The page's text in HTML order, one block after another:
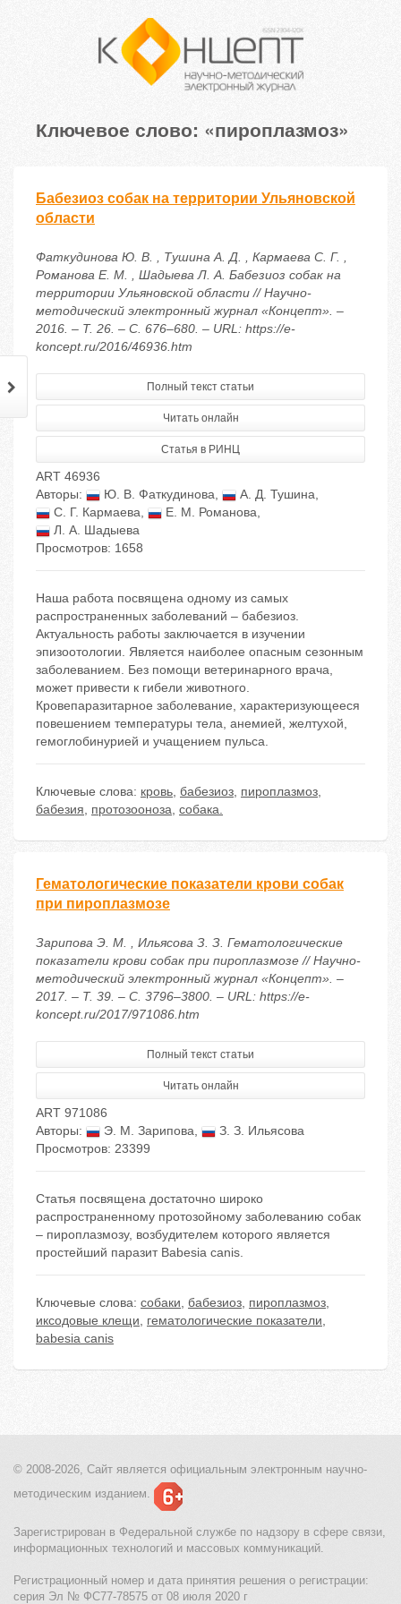
Ключевое слово: «пироплазмоз»
Бабезиоз собак на территории Ульяновской
области
Фаткудинова Ю. В. , Тушина А. Д. , Кармаева С. Г. ,
Романова Е. М. , Шадыева Л. А. Бабезиоз собак на
территории Ульяновской области // Научно-
методический электронный журнал «Концепт». –
2016. – Т. 26. – С. 676–680. – URL: https://e-
koncept.ru/2016/46936.htm
Полный текст статьи
Читать онлайн
Статья в РИНЦ
ART 46936
Авторы:
Ю. В. Фаткудинова, А. Д. Тушина,
С. Г. Кармаева, Е. М. Романова,
Л. А. Шадыева
Просмотров: 1658
Наша работа посвящена одному из самых
распространенных заболеваний – бабезиоз.
Актуальность работы заключается в изучении
эпизоотологии. Является наиболее опасным сезонным
заболеванием. Без помощи ветеринарного врача,
может привести к гибели животного.
Кровепаразитарное заболевание, характеризующееся
повешением температуры тела, анемией, желтухой,
гемоглобинурией и учащением пульса.
Ключевые слова: кровь, бабезиоз, пироплазмоз,
бабезия, протозооноза, собака.
Гематологические показатели крови собак
при пироплазмозе
Зарипова Э. М. , Ильясова З. З. Гематологические
показатели крови собак при пироплазмозе // Научно-
методический электронный журнал «Концепт». –
2017. – Т. 39. – С. 3796–3800. – URL: https://e-
koncept.ru/2017/971086.htm
Полный текст статьи
Читать онлайн
ART 971086
Авторы:
Э. М. Зарипова,
З. З. Ильясова
Просмотров: 23399
Статья посвящена достаточно широко
распространенному протозойному заболеванию собак
– пироплазмозу, возбудителем которого является
простейший паразит Babesia canis.
Ключевые слова: собаки, бабезиоз, пироплазмоз,
иксодовые клещи, гематологические показатели,
babesia canis
© 2008-2026, Сайт является официальным электронным научно-
методическим изданием.
Зарегистрирован в Федеральной службе по надзору в сфере связи,
информационных технологий и массовых коммуникаций.
Регистрационный номер и дата принятия решения о регистрации:
серия Эл № ФС77-78575 от 08 июля 2020 г